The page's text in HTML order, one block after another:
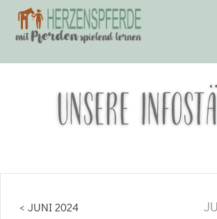
UNSERE
< JUNI 2024